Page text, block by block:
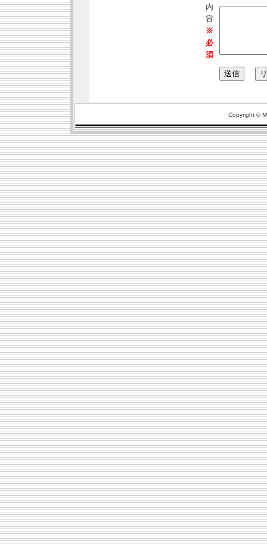
内
容
※
必
須
Copyright ©